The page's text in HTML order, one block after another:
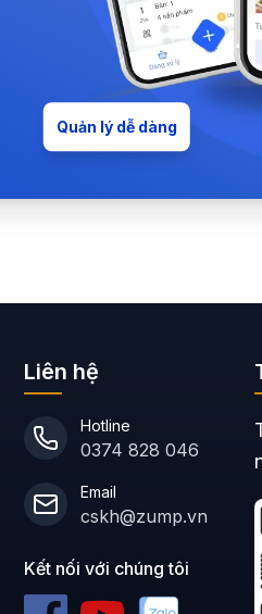
Quản lý dễ dàng
Liên hệ
Hotline
0374 828 046
Email
cskh@zump.vn
Kết nối với chúng tôi